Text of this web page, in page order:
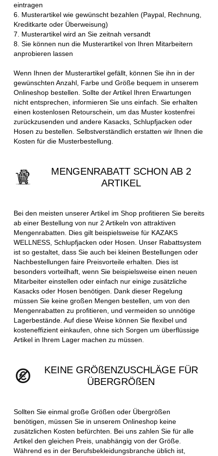
eintragen
6. Musterartikel wie gewünscht bezahlen (Paypal, Rechnung,
Kreditkarte oder Überweisung)
7. Musterartikel wird an Sie zeitnah versandt
8. Sie können nun die Musterartikel von Ihren Mitarbeitern
anprobieren lassen
Wenn Ihnen der Musterartikel gefällt, können Sie ihn in der
gewünschten Anzahl, Farbe und Größe bequem in unserem
Onlineshop bestellen. Sollte der Artikel Ihren Erwartungen
nicht entsprechen, informieren Sie uns einfach. Sie erhalten
einen kostenlosen Retourschein, um das Muster kostenfrei
zurückzusenden und andere Kasacks, Schlupfjacken oder
Hosen zu bestellen. Selbstverständlich erstatten wir Ihnen die
Kosten für die Musterbestellung.
MENGENRABATT SCHON AB 2
ARTIKEL
Bei den meisten unserer Artikel im Shop profitieren Sie bereits
ab einer Bestellung von nur 2 Artikeln von attraktiven
Mengenrabatten. Dies gilt beispielsweise für KAZAKS
WELLNESS, Schlupfjacken oder Hosen. Unser Rabattsystem
ist so gestaltet, dass Sie auch bei kleinen Bestellungen oder
Nachbestellungen faire Preisvorteile erhalten. Dies ist
besonders vorteilhaft, wenn Sie beispielsweise einen neuen
Mitarbeiter einstellen oder einfach nur einige zusätzliche
Kasacks oder Hosen benötigen. Dank dieser Regelung
müssen Sie keine großen Mengen bestellen, um von den
Mengenrabatten zu profitieren, und vermeiden so unnötige
Lagerbestände. Auf diese Weise können Sie flexibel und
kosteneffizient einkaufen, ohne sich Sorgen um überflüssige
Artikel in Ihrem Lager machen zu müssen.
KEINE GRÖßENZUSCHLÄGE FÜR
ÜBERGRÖßEN
Sollten Sie einmal große Größen oder Übergrößen
benötigen, müssen Sie in unserem Onlineshop keine
zusätzlichen Kosten befürchten. Bei uns zahlen Sie für alle
Artikel den gleichen Preis, unabhängig von der Größe.
Während es in der Berufsbekleidungsbranche üblich ist,